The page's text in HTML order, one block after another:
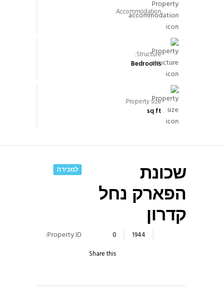
Property size:
sq ft
Structure:
Bedrooms
Accommodation:
שכונת
הפארק נחל
קדרון
למכירה
0
1944
Share this
Property ID: